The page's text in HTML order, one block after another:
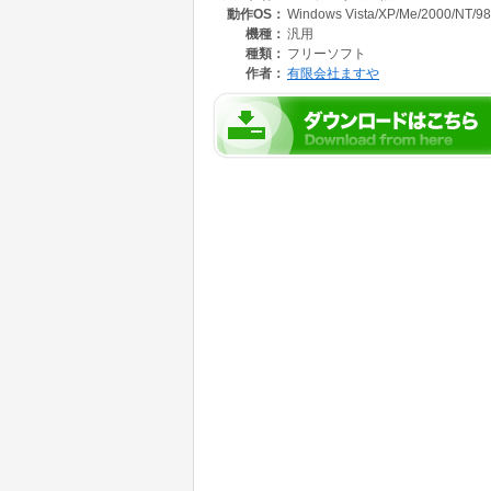
動作OS： Windows Vista/XP/Me/2000/NT/
機種： 汎用
種類： フリーソフト
作者： 有限会社ますや